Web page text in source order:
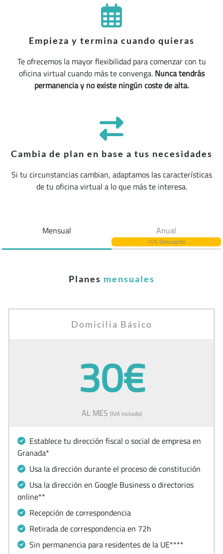
Empieza y termina cuando quieras
Te ofrecemos la mayor flexibilidad para comenzar con tu
oficina virtual cuando más te convenga.Nunca tendrás
permanencia y no existe ningún coste de alta.
Cambia de plan en base a tus necesidades
Si tu circunstancias cambian, adaptamos las características
de tu oficina virtual a lo que más te interesa.
Mensual Anual
10% Descuento
Planes mensuales
Domicilia Básico
30€
AL MES (IVA incluido)
Establece tu dirección fiscal o social de empresa en
Granada*
Usa la dirección durante el proceso de constitución
Usa la dirección en Google Business o directorios
online**
Recepción de correspondencia
Retirada de correspondencia en 72h
Sin permanencia para residentes de la UE****